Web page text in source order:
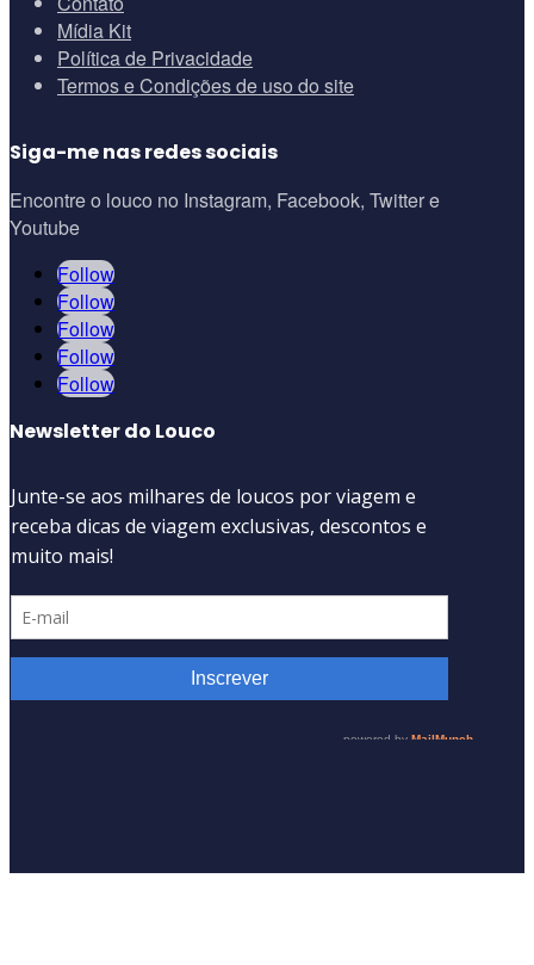
Mídia Kit
Política de Privacidade
Termos e Condições de uso do site
Siga-me nas redes sociais
Encontre o louco no Instagram, Facebook, Twitter e
Youtube
Follow
Follow
Follow
Follow
Follow
Newsletter do Louco